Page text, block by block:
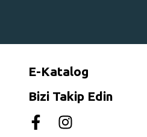
E-Katalog
Bizi Takip Edin